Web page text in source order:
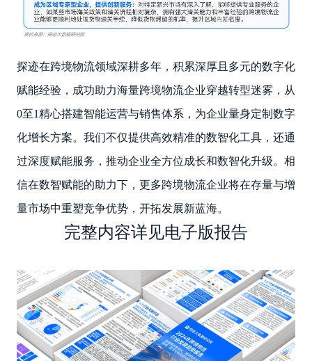
探迹在跨境物流领域深耕多年，积累深厚且多元的数字化
赋能经验，成功助力海量跨境物流企业穿越转型迷雾，从
0至1精心搭建智能运营与销售体系，为企业量身定制数字
化增长方案。我们不仅提供高效精准的数智化工具，还通
过深度赋能服务，推动企业全方位成长和数智化升级。相
信在数智赋能的助力下，更多跨境物流企业将在存量与增
量市场中重塑竞争优势，开拓发展新蓝海。
完整内容详见电子版报告